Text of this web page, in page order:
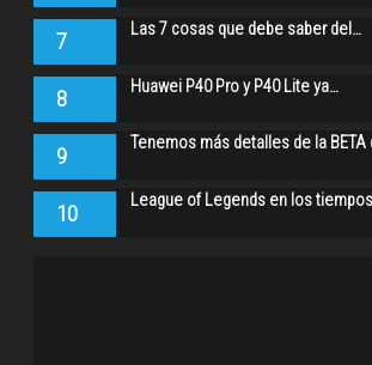
7 Las 7 cosas que debe saber del…
8 Huawei P40 Pro y P40 Lite ya…
9 Tenemos más detalles de la BETA
10 League of Legends en los